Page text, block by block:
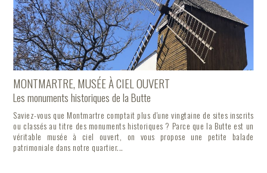
MONTMARTRE, MUSÉE À CIEL OUVERT
Les monuments historiques de la Butte
Saviez-vous que Montmartre comptait plus d'une vingtaine de sites inscrits
ou classés au titre des monuments historiques ? Parce que la Butte est un
véritable musée à ciel ouvert, on vous propose une petite balade
patrimoniale dans notre quartier...